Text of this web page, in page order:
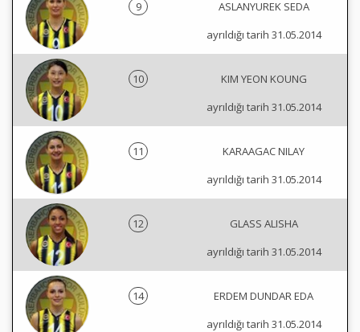
9
ASLANYUREK SEDA
ayrıldığı tarih 31.05.2014
10
KIM YEON KOUNG
ayrıldığı tarih 31.05.2014
11
KARAAGAC NILAY
ayrıldığı tarih 31.05.2014
12
GLASS ALISHA
ayrıldığı tarih 31.05.2014
14
ERDEM DUNDAR EDA
ayrıldığı tarih 31.05.2014